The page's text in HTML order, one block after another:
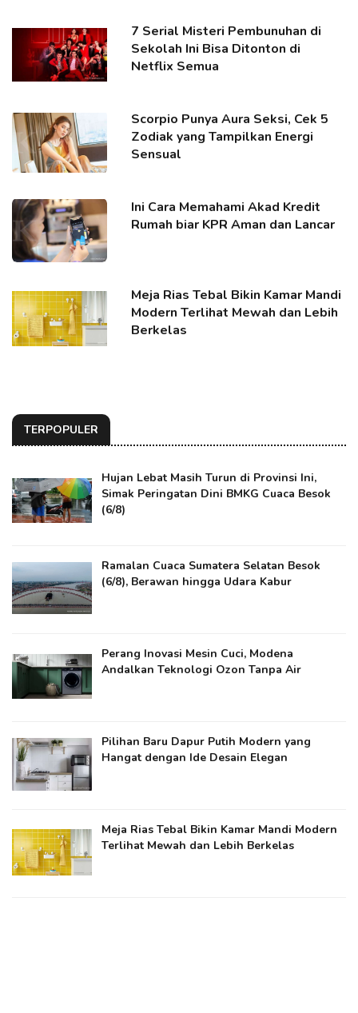
7 Serial Misteri Pembunuhan di
Sekolah Ini Bisa Ditonton di
Netflix Semua
Scorpio Punya Aura Seksi, Cek 5
Zodiak yang Tampilkan Energi
Sensual
Ini Cara Memahami Akad Kredit
Rumah biar KPR Aman dan Lancar
Meja Rias Tebal Bikin Kamar Mandi
Modern Terlihat Mewah dan Lebih
Berkelas
TERPOPULER
Hujan Lebat Masih Turun di Provinsi Ini,
Simak Peringatan Dini BMKG Cuaca Besok
(6/8)
Ramalan Cuaca Sumatera Selatan Besok
(6/8), Berawan hingga Udara Kabur
Perang Inovasi Mesin Cuci, Modena
Andalkan Teknologi Ozon Tanpa Air
Pilihan Baru Dapur Putih Modern yang
Hangat dengan Ide Desain Elegan
Meja Rias Tebal Bikin Kamar Mandi Modern
Terlihat Mewah dan Lebih Berkelas